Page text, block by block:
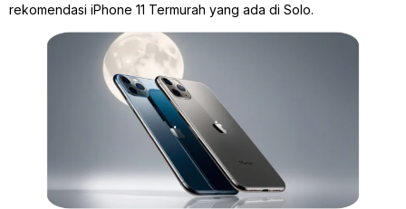
rekomendasi iPhone 11 Termurah yang ada di Solo.